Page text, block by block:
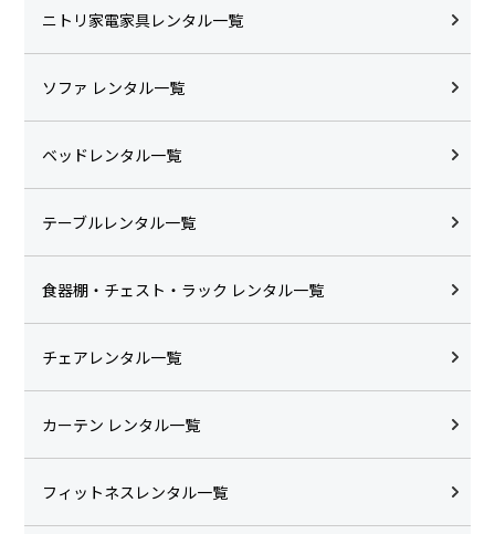
ニトリ家電家具レンタル一覧
ソファ レンタル一覧
ベッドレンタル一覧
テーブルレンタル一覧
食器棚・チェスト・ラック レンタル一覧
チェアレンタル一覧
カーテン レンタル一覧
フィットネスレンタル一覧